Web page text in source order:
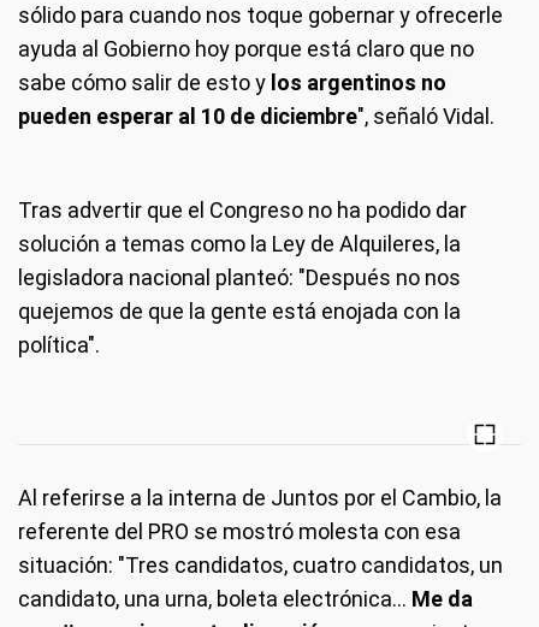
sólido para cuando nos toque gobernar y ofrecerle
ayuda al Gobierno hoy porque está claro que no
sabe cómo salir de esto y los argentinos no
pueden esperar al 10 de diciembre", señaló Vidal.
Tras advertir que el Congreso no ha podido dar
solución a temas como la Ley de Alquileres, la
legisladora nacional planteó: "Después no nos
quejemos de que la gente está enojada con la
política".
Al referirse a la interna de Juntos por el Cambio, la
referente del PRO se mostró molesta con esa
situación: "Tres candidatos, cuatro candidatos, un
candidato, una urna, boleta electrónica... Me da